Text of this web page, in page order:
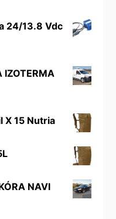
24/13.8 Vdc
IZOTERMA
X 15 Nutria
NAVI